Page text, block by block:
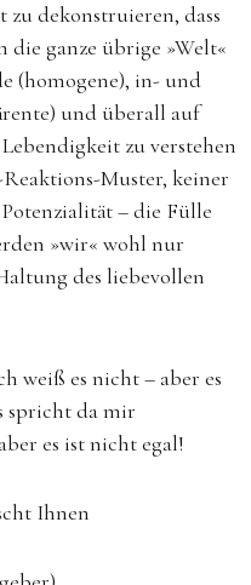
­dekonstruieren, dass
die ganze übrige »Welt«
(homogene), in- und
und überall auf
zu verstehen
Muster, keiner
– die Fülle
»wir« wohl nur
des liebevollen
weiß es nicht – aber es
spricht da mir
es ist nicht egal!
Ihnen